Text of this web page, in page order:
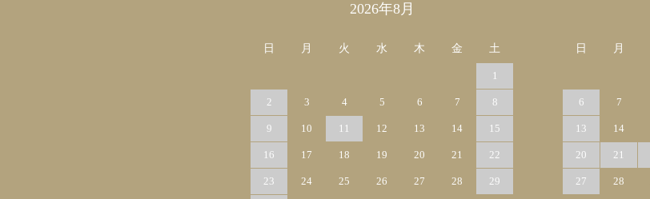
2026年8月
日 月 火 水 木 金 土
1
2 3 4 5 6 7 8
9 10 11 12 13 14 15
16 17 18 19 20 21 22
23 24 25 26 27 28 29
日 月
6 7
13 14
20 21
27 28